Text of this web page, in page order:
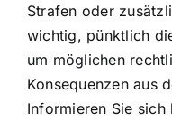
Strafen oder
wichtig, pünktlich
um möglichen
Konsequenzen aus
Informieren Sie